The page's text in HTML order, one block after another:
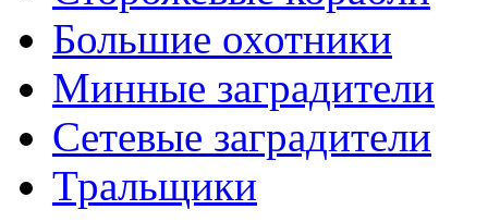
Большие охотники
Минные заградители
Сетевые заградители
Тральщики